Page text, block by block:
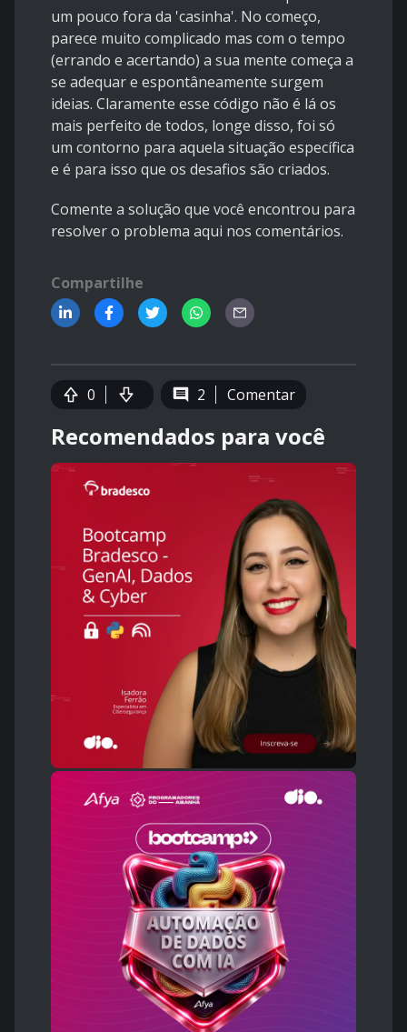
um pouco fora da 'casinha'. No começo,
parece muito complicado mas com o tempo
(errando e acertando) a sua mente começa a
se adequar e espontâneamente surgem
ideias. Claramente esse código não é lá os
mais perfeito de todos, longe disso, foi só
um contorno para aquela situação específica
e é para isso que os desafios são criados.
Comente a solução que você encontrou para
resolver o problema aqui nos comentários.
Compartilhe
0 2 Comentar
Recomendados para você